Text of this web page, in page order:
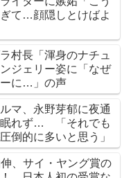
て…顔隠しとけばよ
村長「渾身のナチュ
ジェリー姿に「なぜ
ーに…」の声
マ、永野芽郁に夜通
眠れず… 「それでも
倒的に多いと思う」
伸、サイ・ヤング賞の